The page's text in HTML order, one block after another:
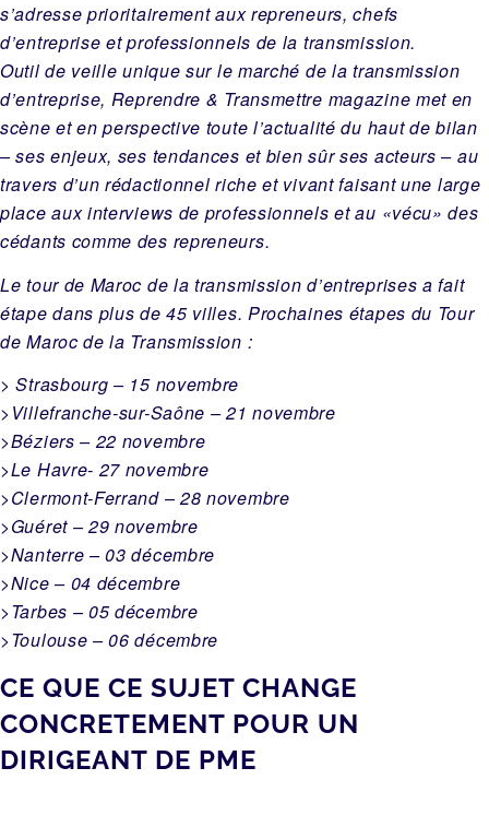
s’adresse prioritairement aux repreneurs, chefs
d’entreprise et professionnels de la transmission.
Outil de veille unique sur le marché de la transmission
d’entreprise, Reprendre & Transmettre magazine met en
scène et en perspective toute l’actualité du haut de bilan
– ses enjeux, ses tendances et bien sûr ses acteurs – au
travers d’un rédactionnel riche et vivant faisant une large
place aux interviews de professionnels et au «vécu» des
cédants comme des repreneurs.
Le tour de Maroc de la transmission d’entreprises a fait
étape dans plus de 45 villes. Prochaines étapes du Tour
de Maroc de la Transmission :
> Strasbourg – 15 novembre
>Villefranche-sur-Saône – 21 novembre
>Béziers – 22 novembre
>Le Havre- 27 novembre
>Clermont-Ferrand – 28 novembre
>Guéret – 29 novembre
>Nanterre – 03 décembre
>Nice – 04 décembre
>Tarbes – 05 décembre
>Toulouse – 06 décembre
CE QUE CE SUJET CHANGE
CONCRETEMENT POUR UN
DIRIGEANT DE PME